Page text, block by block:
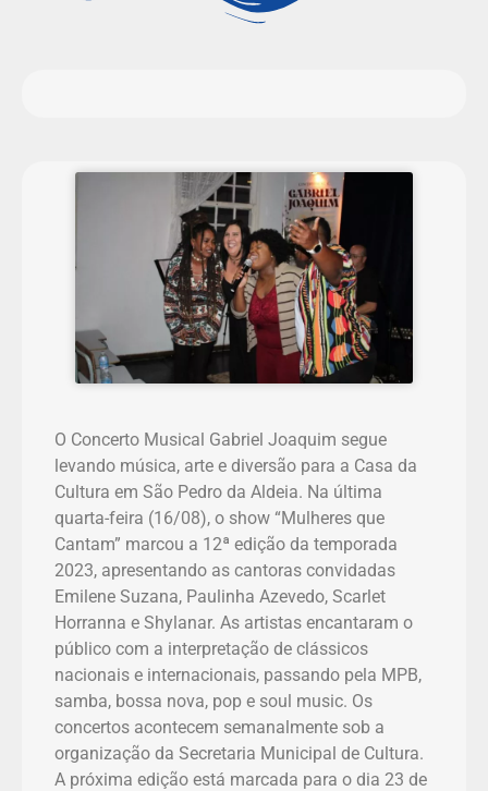
O Concerto Musical Gabriel Joaquim segue
levando música, arte e diversão para a Casa da
Cultura em São Pedro da Aldeia. Na última
quarta-feira (16/08), o show “Mulheres que
Cantam” marcou a 12ª edição da temporada
2023, apresentando as cantoras convidadas
Emilene Suzana, Paulinha Azevedo, Scarlet
Horranna e Shylanar. As artistas encantaram o
público com a interpretação de clássicos
nacionais e internacionais, passando pela MPB,
samba, bossa nova, pop e soul music. Os
concertos acontecem semanalmente sob a
organização da Secretaria Municipal de Cultura.
A próxima edição está marcada para o dia 23 de